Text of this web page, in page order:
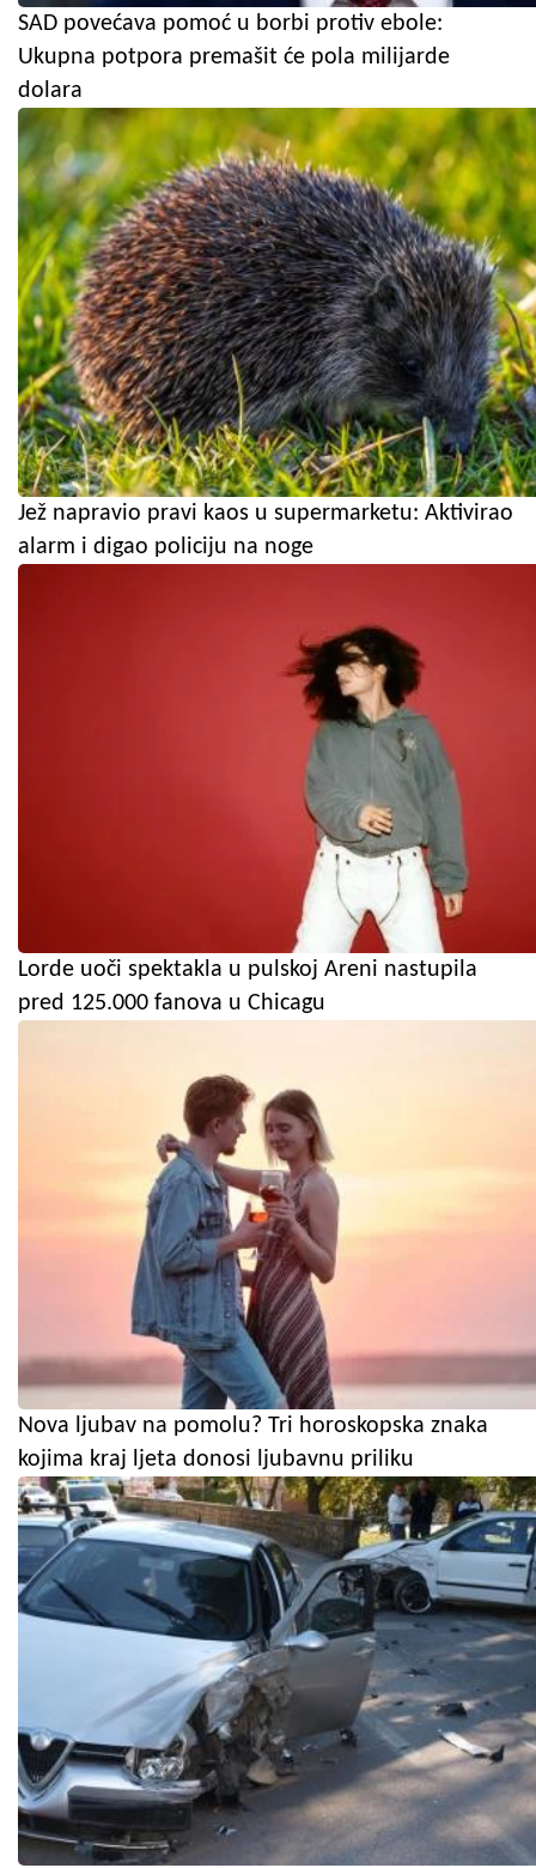
SAD povećava pomoć u borbi protiv ebole:
Ukupna potpora premašit će pola milijarde
dolara
Jež napravio pravi kaos u supermarketu: Aktivirao
alarm i digao policiju na noge
Lorde uoči spektakla u pulskoj Areni nastupila
pred 125.000 fanova u Chicagu
Nova ljubav na pomolu? Tri horoskopska znaka
kojima kraj ljeta donosi ljubavnu priliku